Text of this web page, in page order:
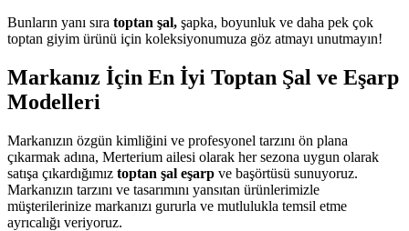
Bunların yanı sıra toptan şal, şapka, boyunluk ve daha pek çok
toptan giyim ürünü için koleksiyonumuza göz atmayı unutmayın!
Markanız İçin En İyi Toptan Şal ve Eşarp
Modelleri
Markanızın özgün kimliğini ve profesyonel tarzını ön plana
çıkarmak adına, Merterium ailesi olarak her sezona uygun olarak
satışa çıkardığımız toptan şal eşarp ve başörtüsü sunuyoruz.
Markanızın tarzını ve tasarımını yansıtan ürünlerimizle
müşterilerinize markanızı gururla ve mutlulukla temsil etme
ayrıcalığı veriyoruz.